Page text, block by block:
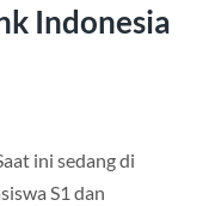
Indonesia
ini sedang di
S1 dan